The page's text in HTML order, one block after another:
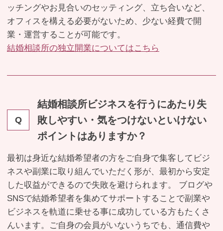
ッチングやお見合いのセッティング、立ち合いなど、
オフィスを構える必要がないため、少ない経費で開
業・運営することが可能です。
結婚相談所の独立開業についてはこちら
Q
結婚相談所ビジネスを行うにあたり失
敗しやすい・気をつけないといけない
ポイントはありますか？
最初は身近な結婚希望者の方をご自身で集客してビジ
ネスや副業に取り組んでいただく形が、最初から安定
した収益ができるので失敗を避けられます。 ブログや
SNSで結婚希望者を集めてサポートすることで副業や
ビジネスを軌道に乗せる事に成功している方もたくさ
んいます。ご自身の会員がいないうちでも、通信費や